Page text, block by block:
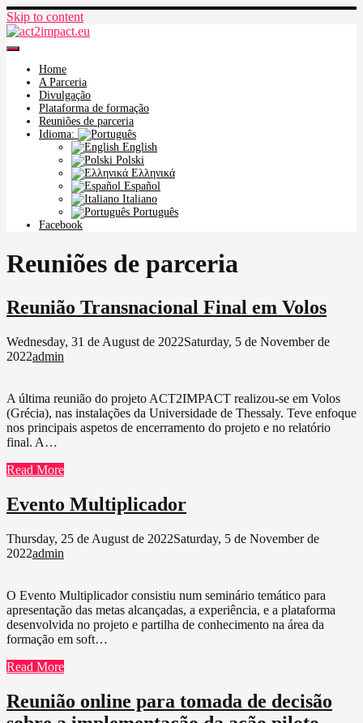
Skip to content
Home
A Parceria
Divulgação
Plataforma de formação
Reuniões de parceria
Idioma:
English
Polski
Ελληνικά
Español
Italiano
Português
Facebook
Reuniões de parceria
Reunião Transnacional Final em Volos
Wednesday, 31 de August de 2022Saturday, 5 de November de
2022admin
A última reunião do projeto ACT2IMPACT realizou-se em Volos
(Grécia), nas instalações da Universidade de Thessaly. Teve enfoque
nos principais aspetos de encerramento do projeto e no relatório
final. A…
Read More
Evento Multiplicador
Thursday, 25 de August de 2022Saturday, 5 de November de
2022admin
O Evento Multiplicador consistiu num seminário temático para
apresentação das metas alcançadas, a experiência, e a plataforma
desenvolvida no projeto e partilha de conhecimento na área da
formação em soft…
Read More
Reunião online para tomada de decisão